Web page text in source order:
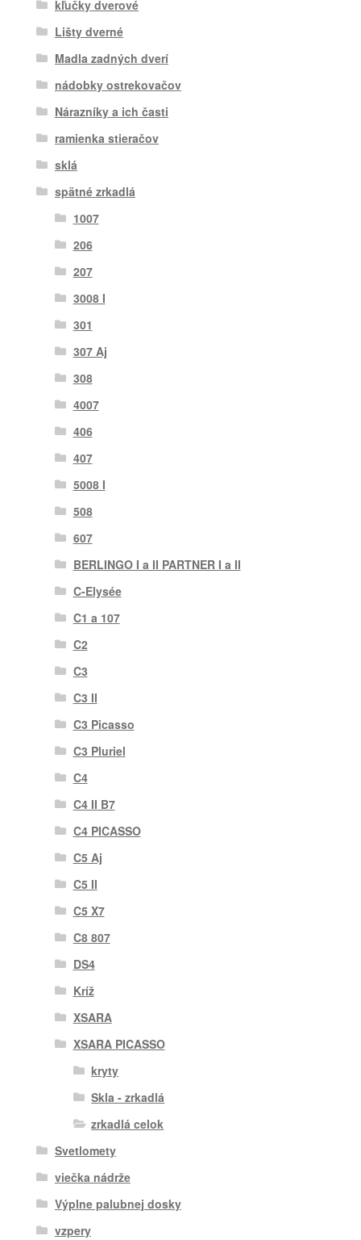
kľučky dverové
Lišty dverné
Madla zadných dverí
nádobky ostrekovačov
Nárazníky a ich časti
ramienka stieračov
sklá
spätné zrkadlá
1007
206
207
3008 I
301
307 Aj
308
4007
406
407
5008 I
508
607
BERLINGO I a II PARTNER I a II
C-Elysée
C1 a 107
C2
C3
C3 II
C3 Picasso
C3 Pluriel
C4
C4 II B7
C4 PICASSO
C5 Aj
C5 II
C5 X7
C8 807
DS4
Kríž
XSARA
XSARA PICASSO
kryty
Skla - zrkadlá
zrkadlá celok
Svetlomety
viečka nádrže
Výplne palubnej dosky
vzpery